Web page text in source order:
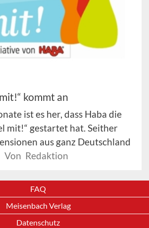
kommt an
ist es her, dass Haba die
mit!“ gestartet hat. Seither
aus ganz Deutschland
Von Redaktion
FAQ
Meisenbach Verlag
Datenschutz